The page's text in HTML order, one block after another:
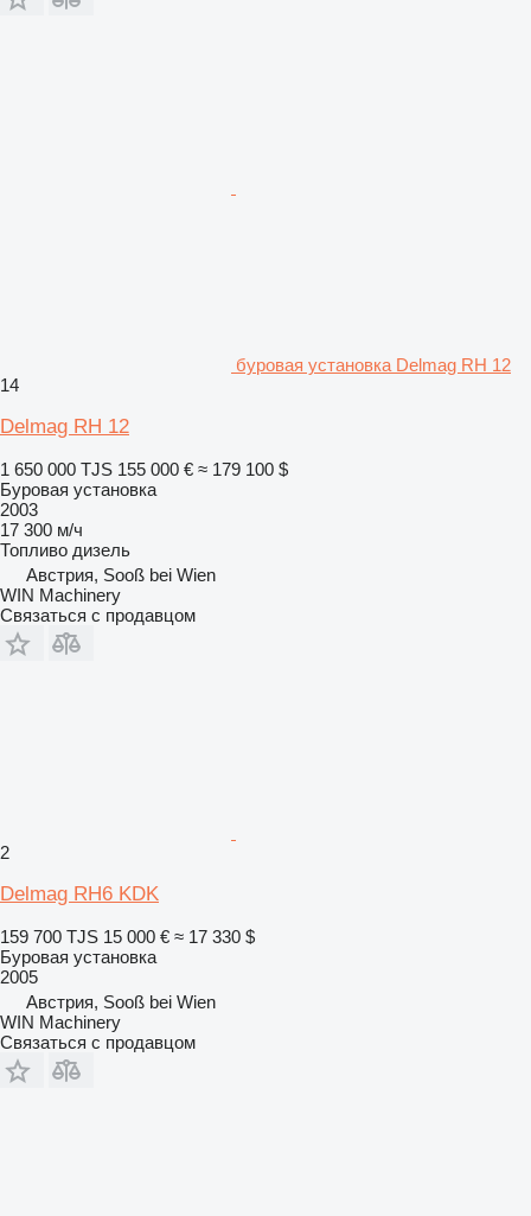
буровая установка Delmag RH 12
14
Delmag RH 12
1 650 000 TJS 155 000 € ≈ 179 100 $
Буровая установка
2003
17 300 м/ч
Топливо дизель
Австрия, Sooß bei Wien
WIN Machinery
Связаться с продавцом
2
Delmag RH6 KDK
159 700 TJS 15 000 € ≈ 17 330 $
Буровая установка
2005
Австрия, Sooß bei Wien
WIN Machinery
Связаться с продавцом